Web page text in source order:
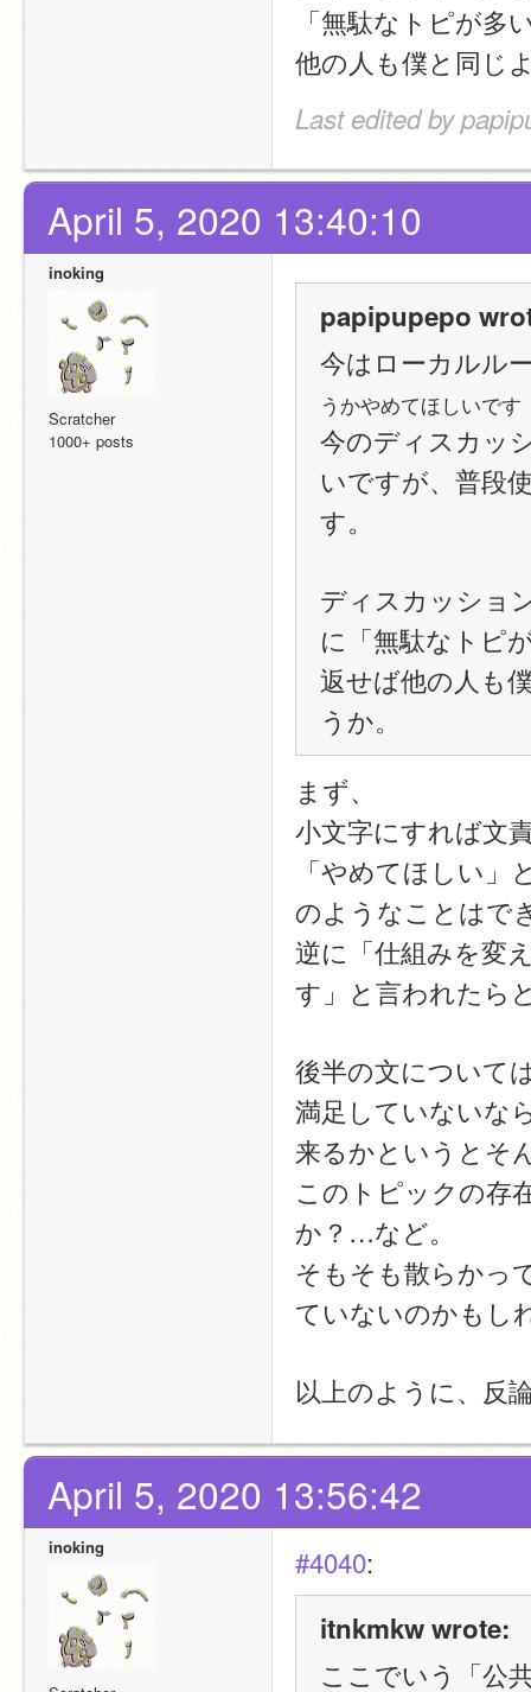
「無駄なトピが
他の人も僕と同じ
Last edited by
April 5, 2020 13:40:10
inoking
Scratcher
1000+ posts
papipupepo
今はローカルル
うかやめてほしいです
今のディスカッ
いですが、普段
す。
ディスカッショ
に「無駄なトピ
返せば他の人も
うか。
まず、
小文字にすれば文
「やめてほしい
のようなことはで
逆に「仕組みを変
す」と言われたら
後半の文について
満足していないな
来るかというとそ
このトピックの存
か？…など。
そもそも散らかっ
ていないのかもし
以上のように、反
April 5, 2020 13:56:42
inoking #4040:
itnkmkw wrote:
ここでいう「公